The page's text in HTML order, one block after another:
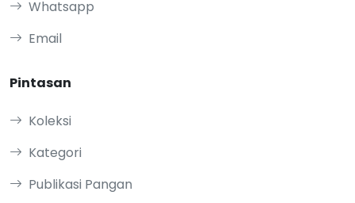
Whatsapp
Email
Pintasan
Koleksi
Kategori
Publikasi Pangan